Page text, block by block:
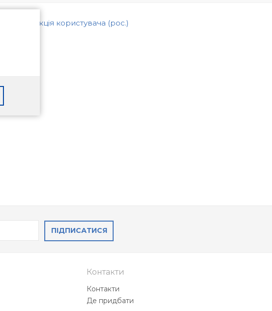
Інструкція користувача (рос.)
ПІДПИСАТИСЯ
Контакти
Контакти
Де придбати